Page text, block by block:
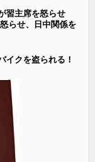
習主席を怒らせ
らせ、日中関係を
イクを盗られる！